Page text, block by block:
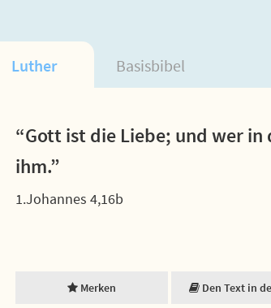
Luther Basisbibel
“Gott ist die Liebe; und wer
ihm.”
1.Johannes 4,16b
Merken Den Text in